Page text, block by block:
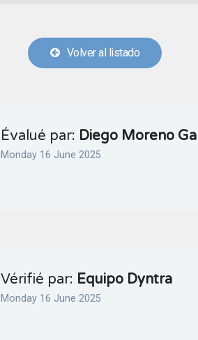
Volver al listado
Évalué par: Diego Moreno
Monday 16 June 2025
Vérifié par: Equipo Dyntra
Monday 16 June 2025